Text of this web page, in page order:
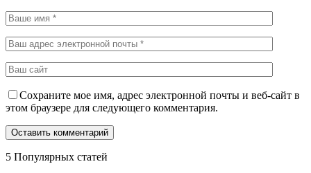
Сохраните мое имя, адрес электронной почты и веб-сайт в
этом браузере для следующего комментария.
5 Популярных статей